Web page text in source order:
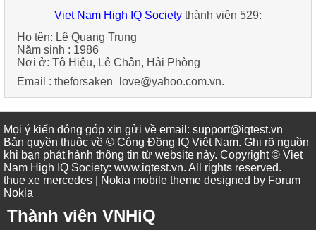
Viet Nam High IQ Societythành viên 529:
Họ tên: Lê Quang Trung
Năm sinh : 1986
Nơi ở: Tô Hiệu, Lê Chân, Hải Phòng
Email : theforsaken_love@yahoo.com.vn.
Mọi ý kiến đóng góp xin gửi về email: support@iqtest.vn
Bản quyền thuộc về © Cộng Đồng IQ Việt Nam. Ghi rõ nguồn
khi bạn phát hành thông tin từ website này. Copyright © Viet
Nam High IQ Society: www.iqtest.vn. All rights reserved.
thue xe mercedes | Nokia mobile theme designed by Forum
Nokia
Thành viên VNHiQ